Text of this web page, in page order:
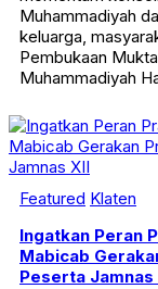
Muhammadiyah
keluarga,
Pembukaan
Muhammadiyah
Featured Klaten
Ingatkan Peran
Mabicab
Peserta Jamnas